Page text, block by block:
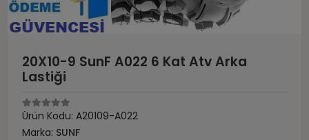
20X10-9 SunF A022 6 Kat Atv Arka
Lastiği
Ürün Kodu: A20109-A022
Marka: SUNF